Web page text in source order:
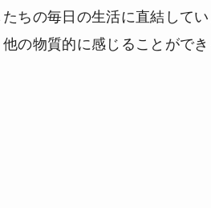
ちの毎日の生活に直結して
の物質的に感じることがで